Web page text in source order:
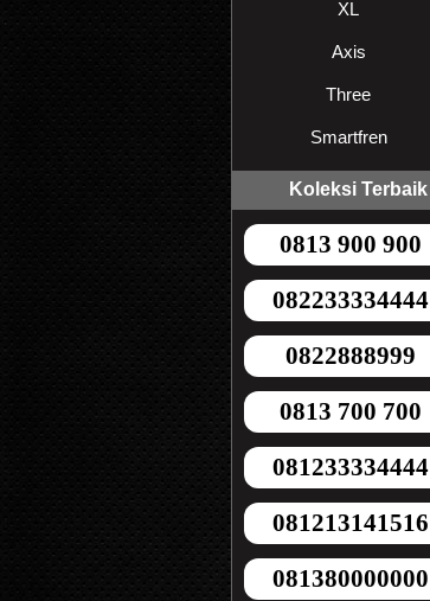
XL
Axis
Three
Smartfren
Koleksi Terbaik
0813 900 900
082233334444
0822888999
0813 700 700
081233334444
081213141516
081380000000